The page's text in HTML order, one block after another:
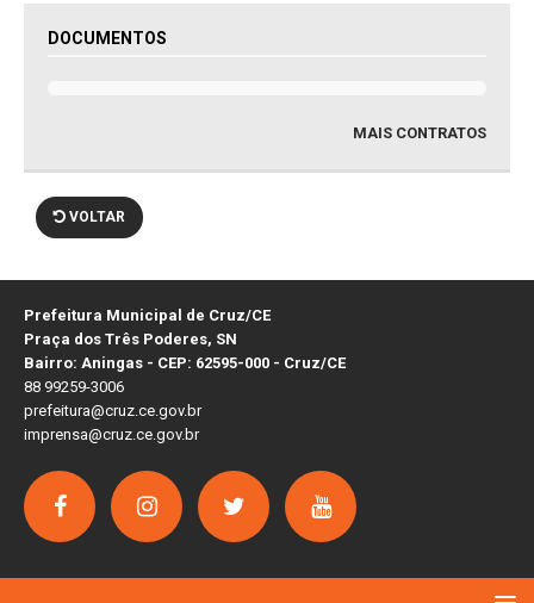
DOCUMENTOS
MAIS CONTRATOS
VOLTAR
Prefeitura Municipal de Cruz/CE
Praça dos Três Poderes, SN
Bairro: Aningas - CEP: 62595-000 - Cruz/CE
88 99259-3006
prefeitura@cruz.ce.gov.br
imprensa@cruz.ce.gov.br